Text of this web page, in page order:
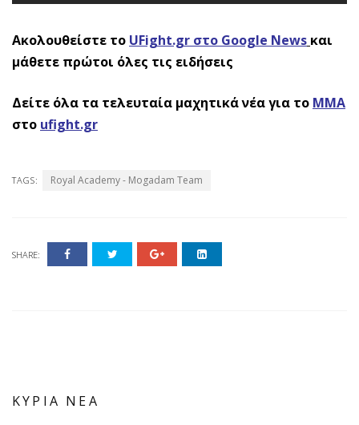
Ακολουθείστε το UFight.gr στο Google News και
μάθετε πρώτοι όλες τις ειδήσεις
Δείτε όλα τα τελευταία μαχητικά νέα για το ΜΜΑ
στο ufight.gr
TAGS: Royal Academy - Mogadam Team
SHARE:
ΚΥΡΙΑ ΝΕΑ